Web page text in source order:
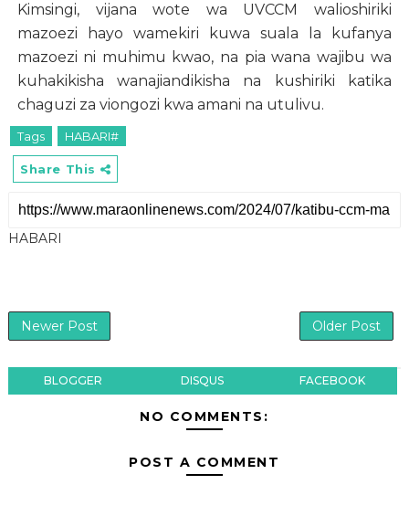
Kimsingi, vijana wote wa UVCCM walioshiriki
mazoezi hayo wamekiri kuwa suala la kufanya
mazoezi ni muhimu kwao, na pia wana wajibu wa
kuhakikisha wanajiandikisha na kushiriki katika
chaguzi za viongozi kwa amani na utulivu.
Tags HABARI#
Share This
HABARI
Newer Post Older Post
BLOGGER DISQUS FACEBOOK
NO COMMENTS:
POST A COMMENT